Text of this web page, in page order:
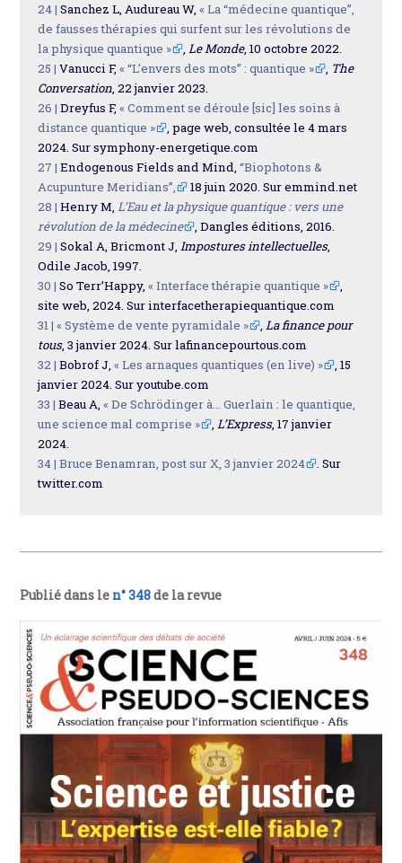
24 | Sanchez L, Audureau W,« La “médecine quantique”,
de fausses thérapies qui surfent sur les révolutions de
la physique quantique »
,Le Monde, 10 octobre 2022.
25 | Vanucci F,« “L’envers des mots” : quantique » , The
Conversation, 22 janvier 2023.
26 | Dreyfus F,« Comment se déroule [sic] les soins à
distance quantique »
, page web, consultée le 4 mars
2024. Sur symphony-energetique.com
27 | Endogenous Fields and Mind,“Biophotons &
Acupunture Meridians”,
18 juin 2020. Sur emmind.net
28 | Henry M,L’Eau et la physique quantique : vers une
révolution de la médecine
, Dangles éditions, 2016.
29 | Sokal A, Bricmont J,Impostures intellectuelles,
Odile Jacob, 1997.
30 | So Terr’Happy,« Interface thérapie quantique »
,
site web, 2024. Sur interfacetherapiequantique.com
31 | « Système de vente pyramidale » ,La finance pour
tous, 3 janvier 2024. Sur lafinancepourtous.com
32 | Bobrof J,« Les arnaques quantiques (en live) »
, 15
janvier 2024. Sur youtube.com
33 | Beau A,« De Schrödinger à… Guerlain : le quantique,
une science mal comprise »
,L’Express, 17 janvier
2024.
34 | Bruce Benamran, post sur X, 3 janvier 2024
. Sur
twitter.com
Publié dans le n° 348de la revue